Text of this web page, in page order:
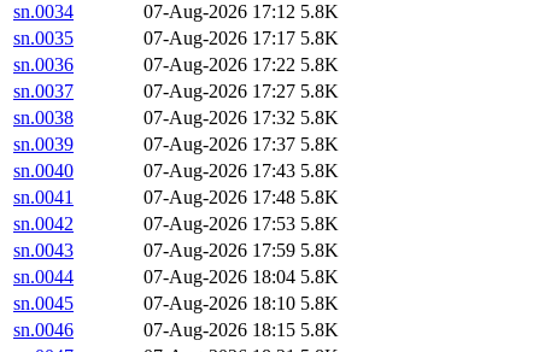
sn.0034
07-Aug-2026 17:12 5.8K
sn.0035
07-Aug-2026 17:17 5.8K
sn.0036
07-Aug-2026 17:22 5.8K
sn.0037
07-Aug-2026 17:27 5.8K
sn.0038
07-Aug-2026 17:32 5.8K
sn.0039
07-Aug-2026 17:37 5.8K
sn.0040
07-Aug-2026 17:43 5.8K
sn.0041
07-Aug-2026 17:48 5.8K
sn.0042
07-Aug-2026 17:53 5.8K
sn.0043
07-Aug-2026 17:59 5.8K
sn.0044
07-Aug-2026 18:04 5.8K
sn.0045
07-Aug-2026 18:10 5.8K
sn.0046
07-Aug-2026 18:15 5.8K